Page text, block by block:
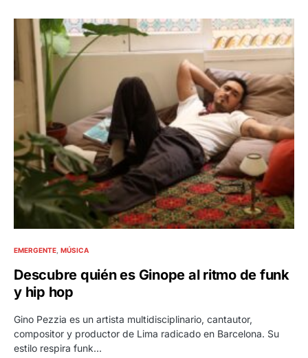
EMERGENTE MÚSICA
Descubre quién es Ginope al ritmo de funk
y hip hop
Gino Pezzia es un artista multidisciplinario, cantautor,
compositor y productor de Lima radicado en Barcelona. Su
estilo respira funk…